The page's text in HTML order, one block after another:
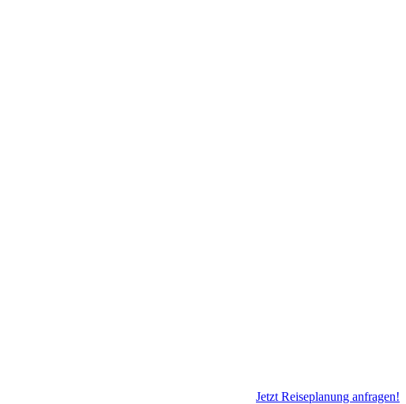
Jetzt Reiseplanung anfragen!